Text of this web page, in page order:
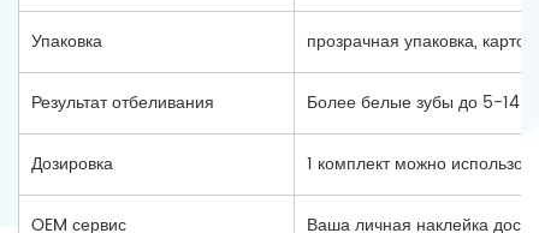
Упаковка прозрачная упаковка,
Результат отбеливания Более белые зубы до 5-14
Дозировка 1 комплект можно
OEM сервис Ваша личная наклейка